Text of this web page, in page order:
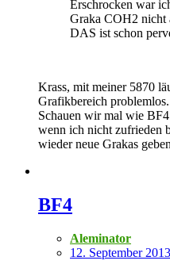
Erschrocken war
Graka COH2 nicht
DAS ist schon
Krass, mit meiner 5870
Grafikbereich
Schauen wir mal wie
wenn ich nicht zufrieden
wieder neue Grakas
BF4
Aleminator
12. September 2013